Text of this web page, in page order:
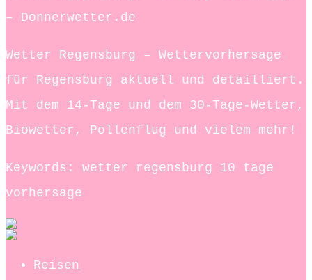
– Donnerwetter.de
Wetter Regensburg – Wettervorhersage
für Regensburg aktuell und detailliert.
Mit dem 14-Tage und dem 30-Tage-Wetter,
Biowetter, Pollenflug und vielem mehr!
Keywords: wetter regensburg 10 tage
vorhersage
Reisen